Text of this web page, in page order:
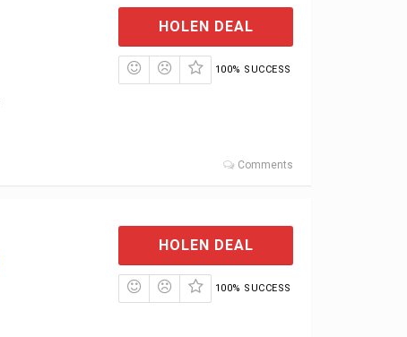
HOLEN DEAL
100% SUCCESS
Comments
HOLEN DEAL
100% SUCCESS